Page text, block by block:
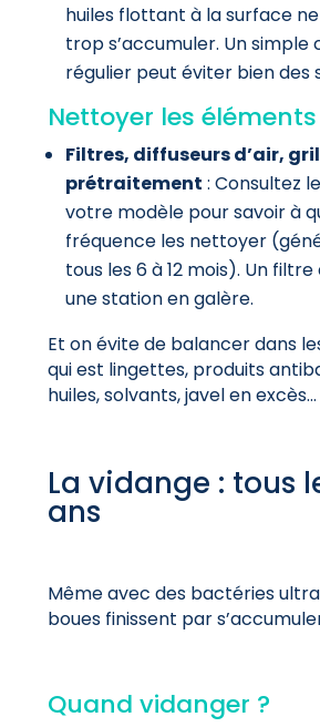
huiles flottant à la surface
trop s’accumuler. Un simple
régulier peut éviter bien des
Nettoyer les
Filtres, diffuseurs d’air,
prétraitement : Consultez
votre modèle pour savoir à
fréquence les nettoyer
tous les 6 à 12 mois). Un
une station en galère.
Et on évite de balancer dans
qui est lingettes, produits
huiles, solvants, javel en excès…
La vidange : tous
ans
Même avec des bactéries
boues finissent par
Quand vidanger ?